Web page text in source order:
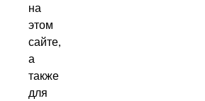
на
этом
сайте,
а
также
для